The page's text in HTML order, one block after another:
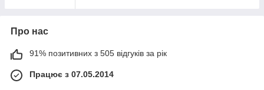
Про нас
91% позитивних з 505 відгуків за рік
Працює з 07.05.2014